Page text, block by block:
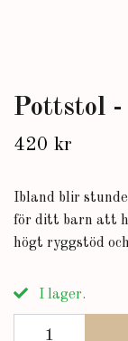
Pottstol
420 kr
Ibland blir
för ditt barn att
högt ryggstöd
I lager.